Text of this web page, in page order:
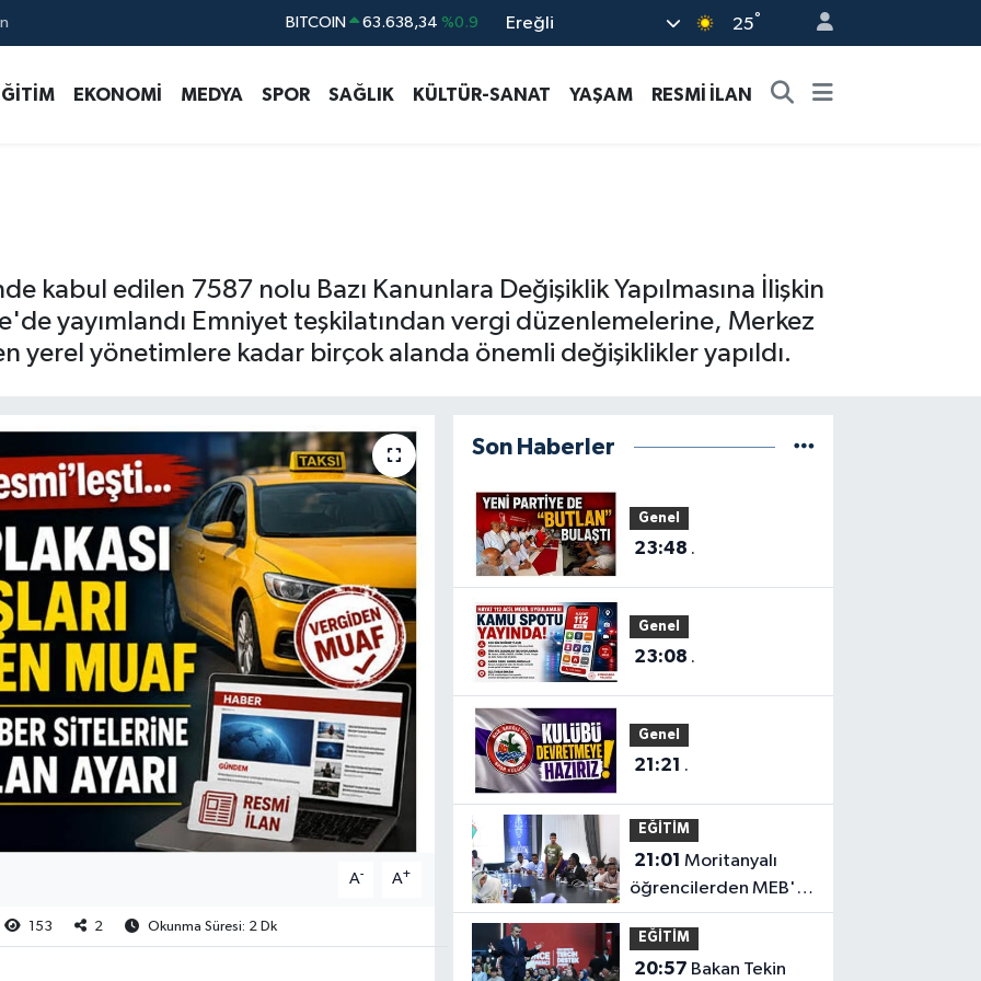
DOLAR 47,5582 %0.05
STERLİN 63,9284 %0.04
Ereğli 25°
EKONOMİ MEDYA SPOR SAĞLIK KÜLTÜR-SANAT YAŞAM RESMİ İLAN
kabul edilen 7587 nolu Bazı Kanunlara Değişiklik Yapılmasına İlişkin
yayımlandı Emniyet teşkilatından vergi düzenlemelerine, Merkez
yerel yönetimlere kadar birçok alanda önemli değişiklikler yapıldı.
A- A+
153 2 Okunma Süresi: 2 Dk
Son Haberler
Genel
23:48 .
Genel
23:08 .
Genel
21:21 .
EĞİTİM
21:01 Moritanyalı
öğrencilerden MEB'e
ziyaret
EĞİTİM
20:57